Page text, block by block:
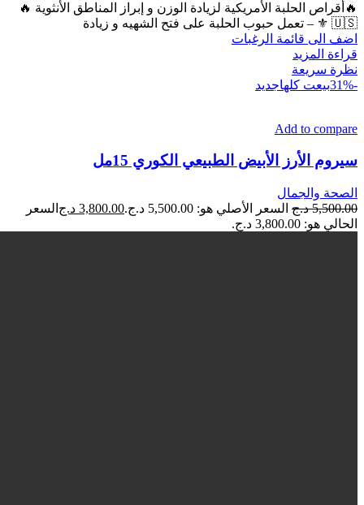
🔥أقراص الحلبة الأمريكية لزيادة الوزن و إبراز المناطق الأنثوية 🔥
🇺🇸 ⚜ – تعمل حبوب الحلبة على فتح الشهيه و زيادة
اضف الى قائمة الرغبات
قراءة المزيد
نظرة سريعة
-31%
بيعت كلهاجديد
Add to compare
سيروم الأرز الأبيض الطبيعي الكوري 15مل
الصحة والجمال
5,500.00 د.ج السعر الأصلي هو: 5,500.00 د.ج. 3,800.00 د.ج السعر
الحالي هو: 3,800.00 د.ج.